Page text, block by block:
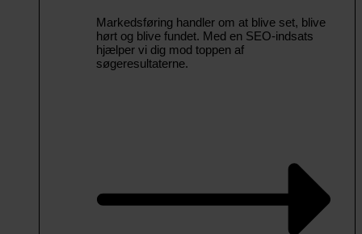
Markedsføring handler om at blive set, blive
hørt og blive fundet. Med en SEO-indsats
hjælper vi dig mod toppen af
søgeresultaterne.